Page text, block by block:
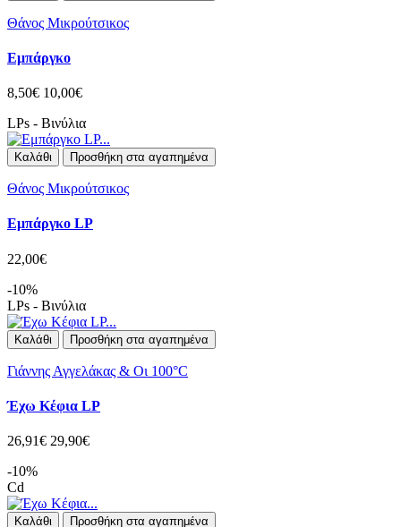
Θάνος Μικρούτσικος
Εμπάργκο
8,50€ 10,00€
LPs - Βινύλια
Καλάθι Προσθήκη στα αγαπημένα
Θάνος Μικρούτσικος
Εμπάργκο LP
22,00€
-10%
LPs - Βινύλια
Καλάθι Προσθήκη στα αγαπημένα
Γιάννης Αγγελάκας & Οι 100°C
Έχω Κέφια LP
26,91€ 29,90€
-10%
Cd
Καλάθι Προσθήκη στα αγαπημένα